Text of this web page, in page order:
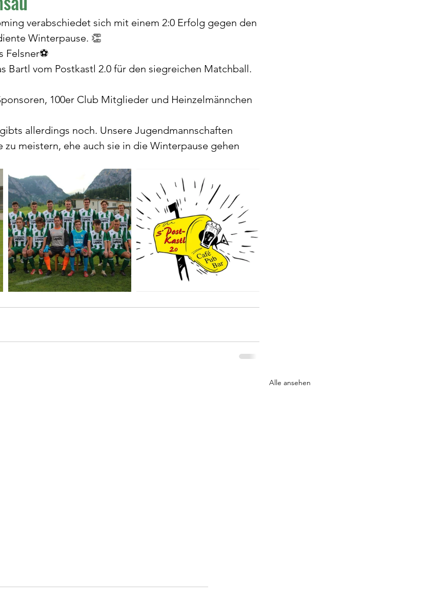
verabschiedet sich mit einem 2:0 Erfolg gegen den
Winterpause. 👏
Felsner⚽️
Bartl vom Postkastl 2.0 für den siegreichen Matchball.
100er Club Mitglieder und Heinzelmännchen
allerdings noch. Unsere Jugendmannschaften
zu meistern, ehe auch sie in die Winterpause gehen
Alle ansehen